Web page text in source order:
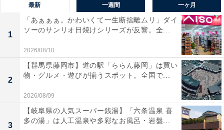
最新 一週間 一ヶ月
1
「あぁぁぁ。かわいくて一生断捨離ムリ」ダイ
ソーのサンリオ日焼けシリーズが反響。全...
2026/08/10
2
【群馬県藤岡市】道の駅「ららん藤岡」は買い
物・グルメ・遊びが揃うスポット。全国で...
2026/08/09
3
【岐阜県の人気スーパー銭湯】「六条温泉 喜
多の湯」は人工温泉や多彩なお風呂・岩盤...